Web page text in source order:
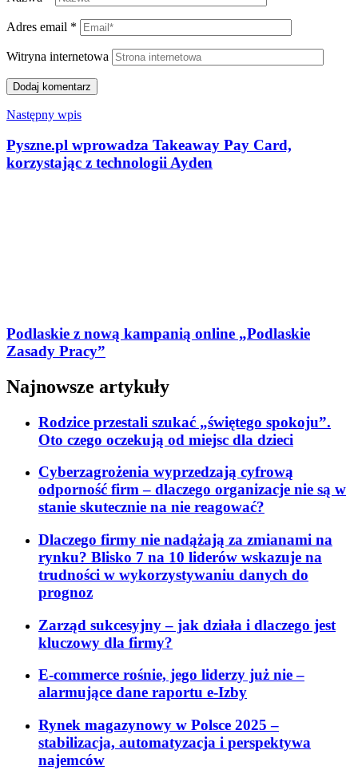
Adres email *
Witryna internetowa
Następny wpis
Pyszne.pl wprowadza Takeaway Pay Card,
korzystając z technologii Ayden
Podlaskie z nową kampanią online „Podlaskie
Zasady Pracy”
Najnowsze artykuły
Rodzice przestali szukać „świętego spokoju”.
Oto czego oczekują od miejsc dla dzieci
Cyberzagrożenia wyprzedzają cyfrową
odporność firm – dlaczego organizacje nie są w
stanie skutecznie na nie reagować?
Dlaczego firmy nie nadążają za zmianami na
rynku? Blisko 7 na 10 liderów wskazuje na
trudności w wykorzystywaniu danych do
prognoz
Zarząd sukcesyjny – jak działa i dlaczego jest
kluczowy dla firmy?
E-commerce rośnie, jego liderzy już nie –
alarmujące dane raportu e-Izby
Rynek magazynowy w Polsce 2025 –
stabilizacja, automatyzacja i perspektywa
najemców